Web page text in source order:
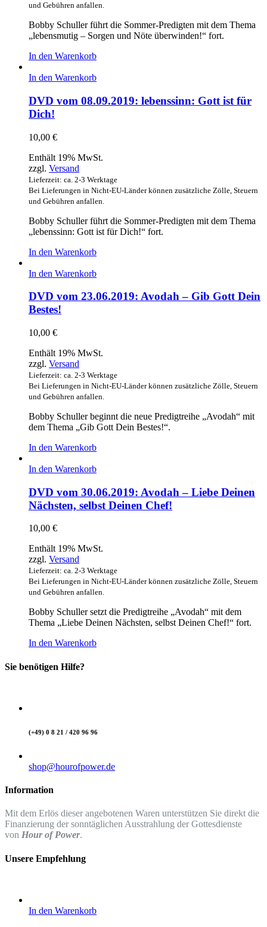
und Gebühren anfallen.
Bobby Schuller führt die Sommer-Predigten mit dem Thema
„lebensmutig – Sorgen und Nöte überwinden!“ fort.
In den Warenkorb
In den Warenkorb
DVD vom 08.09.2019: lebenssinn: Gott ist für
Dich!
10,00 €
Enthält 19% MwSt.
zzgl. Versand
Lieferzeit: ca. 2-3 Werktage
Bei Lieferungen in Nicht-EU-Länder können zusätzliche Zölle, Steuern
und Gebühren anfallen.
Bobby Schuller führt die Sommer-Predigten mit dem Thema
„lebenssinn: Gott ist für Dich!“ fort.
In den Warenkorb
In den Warenkorb
DVD vom 23.06.2019: Avodah – Gib Gott Dein
Bestes!
10,00 €
Enthält 19% MwSt.
zzgl. Versand
Lieferzeit: ca. 2-3 Werktage
Bei Lieferungen in Nicht-EU-Länder können zusätzliche Zölle, Steuern
und Gebühren anfallen.
Bobby Schuller beginnt die neue Predigtreihe „Avodah“ mit
dem Thema „Gib Gott Dein Bestes!“.
In den Warenkorb
In den Warenkorb
DVD vom 30.06.2019: Avodah – Liebe Deinen
Nächsten, selbst Deinen Chef!
10,00 €
Enthält 19% MwSt.
zzgl. Versand
Lieferzeit: ca. 2-3 Werktage
Bei Lieferungen in Nicht-EU-Länder können zusätzliche Zölle, Steuern
und Gebühren anfallen.
Bobby Schuller setzt die Predigtreihe „Avodah“ mit dem
Thema „Liebe Deinen Nächsten, selbst Deinen Chef!“ fort.
In den Warenkorb
Sie benötigen Hilfe?
(+49) 0 8 21 / 420 96 96
shop@hourofpower.de
Information
Mit dem Erlös dieser angebotenen Waren unterstützen Sie direkt die
Finanzierung der sonntäglichen Ausstrahlung der Gottesdienste
von Hour of Power.
Unsere Empfehlung
In den Warenkorb